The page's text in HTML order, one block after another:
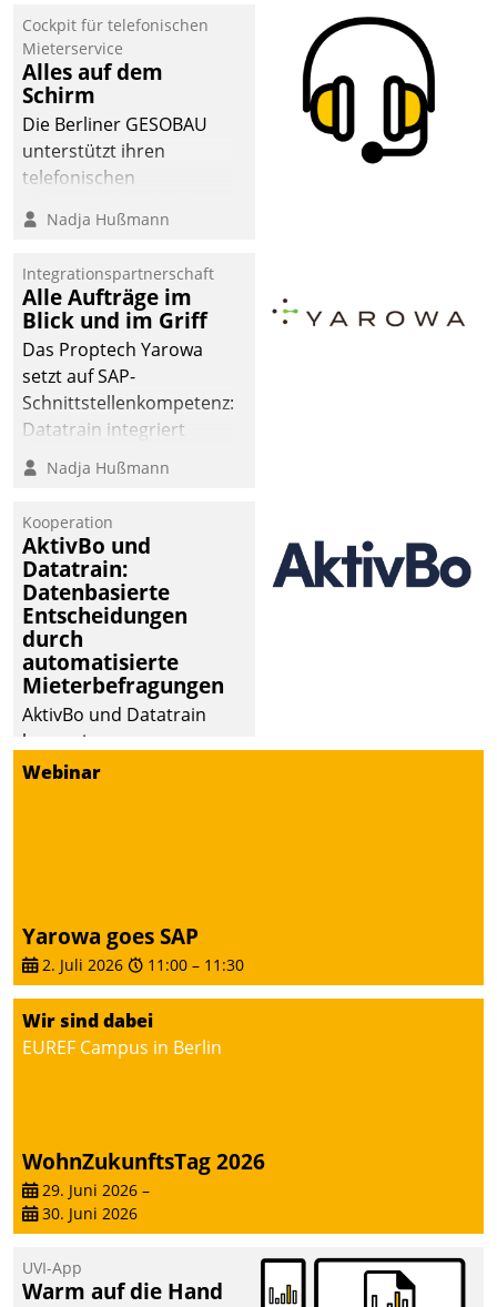
einsehen und ändern
oder
Schadensmeldungen
abgeben – rund um die
Uhr.
Cockpit für telefonischen
Mieterservice
Alles auf dem
Schirm
Die Berliner GESOBAU
unterstützt ihren
telefonischen
digitalen Cockpit, das
passende Fragen und
Schlagworte auswirft.
Eine intuitive
Dialogführung ermöglicht
dem externen
Serviceteam, Anrufe von
Mietenden zügiger und
effizienter zu bearbeiten.
Nadja Hußmann
Integrationspartnerschaft
Alle Aufträge im
Blick und im Griff
Das Proptech Yarowa
setzt auf SAP-
Schnittstellenkompetenz:
Datatrain integriert
Yarowas Portal zur
Vergabe und Verwaltung
operativen
Instandhaltung in die
SAP-Systemlandschaft
deutscher
Wohnungsunternehmen
– und beschleunigt damit
den Weg vom
Mieteranliegen zum
Dienstleisterauftrag.
Nadja Hußmann
Kooperation
AktivBo und
Datatrain:
Datenbasierte
Entscheidungen
durch
automatisierte
Mieterbefragungen
AktivBo und Datatrain
kooperieren –
Immobilienunternehmen
zielgerichtete
Mieterbefragungen – eine
starke Grundlage für
intelligente,
datengestützte
Entscheidungen.
Webinar
Yarowa goes SAP
2. Juli 2026 11:00 – 11:30
Wir sind dabei
EUREF Campus in Berlin
WohnZukunftsTag 2026
29. Juni 2026 –
30. Juni 2026
UVI-App
Warm auf die Hand